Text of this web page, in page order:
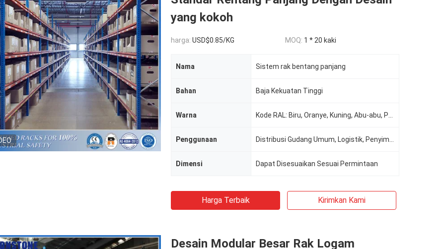
yang kokoh
harga: USD$0.85/KG MOQ: 1 * 20 kaki
Nama Sistem rak bentang panjang
Bahan Baja Kekuatan Tinggi
Warna
Penggunaan
Dimensi Dapat Disesuaikan Sesuai Permintaan
Harga Terbaik Kirimkan Kami
Desain Modular Besar Rak Logam